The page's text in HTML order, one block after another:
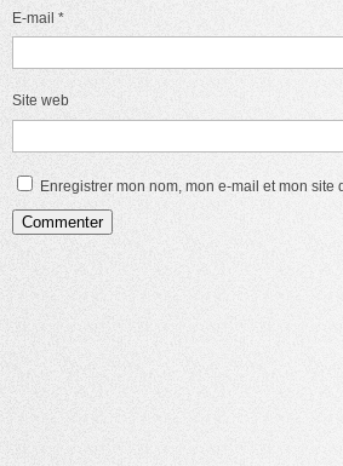
E-mail *
Site web
Enregistrer mon nom, mon e-mail et mon